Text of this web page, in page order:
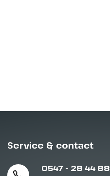
Service & contact
0547 - 28 44 88